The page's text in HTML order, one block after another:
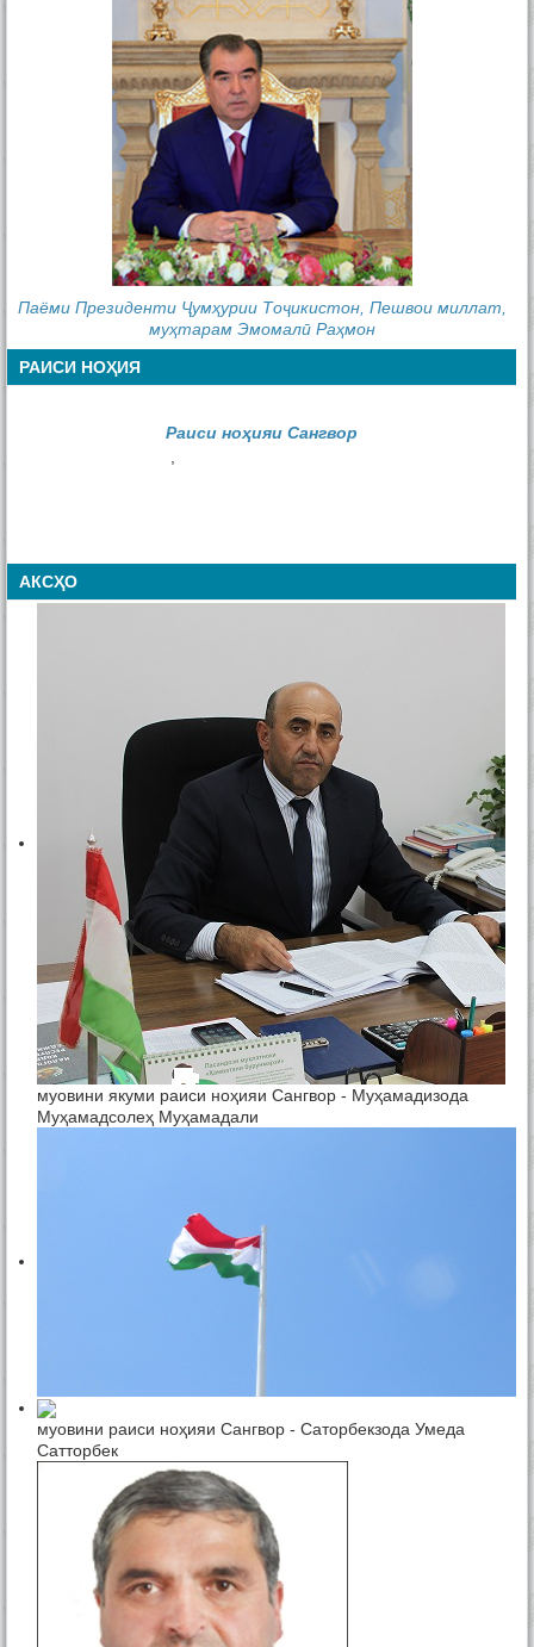
Паёми Президенти Ҷумҳурии Тоҷикистон, Пешвои миллат,
муҳтарам Эмомалӣ Раҳмон
РАИСИ НОҲИЯ
Раиси ноҳияи Сангвор
АКСҲО
муовини якуми раиси ноҳияи Сангвор - Муҳамадизода
Муҳамадсолеҳ Муҳамадали
муовини раиси ноҳияи Сангвор - Саторбекзода Умеда
Сатторбек